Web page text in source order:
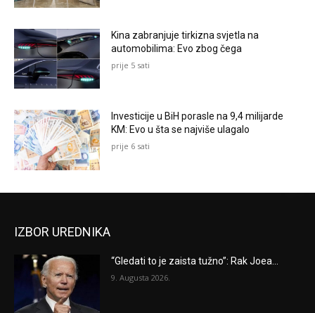
Kina zabranjuje tirkizna svjetla na
automobilima: Evo zbog čega
prije 5 sati
Investicije u BiH porasle na 9,4 milijarde
KM: Evo u šta se najviše ulagalo
prije 6 sati
IZBOR UREDNIKA
“Gledati to je zaista tužno”: Rak Joea...
9. Augusta 2026.